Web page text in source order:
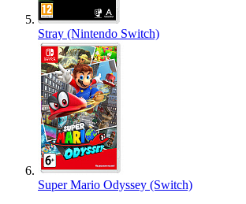
Stray (Nintendo Switch)
Super Mario Odyssey (Switch)